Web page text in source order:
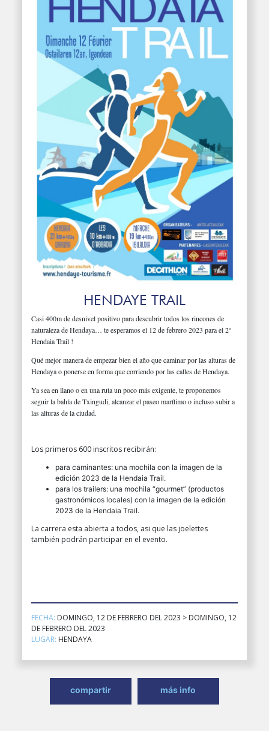
HENDAYE TRAIL
Casi 400m de desnivel positivo para descubrir todos los rincones de
naturaleza de Hendaya… te esperamos el 12 de febrero 2023 para el 2°
Hendaia Trail !
Qué mejor manera de empezar bien el año que caminar por las alturas de
Hendaya o ponerse en forma que corriendo por las calles de Hendaya.
Ya sea en llano o en una ruta un poco más exigente, te proponemos
seguir la bahía de Txingudi, alcanzar el paseo marítimo o incluso subir a
las alturas de la ciudad.
Los primeros 600 inscritos recibirán:
para caminantes: una mochila con la imagen de la
edición 2023 de la Hendaia Trail.
para los trailers: una mochila “gourmet” (productos
gastronómicos locales) con la imagen de la edición
2023 de la Hendaia Trail.
La carrera esta abierta a todos, asi que las joelettes
también podrán participar en el evento.
FECHA: DOMINGO, 12 DE FEBRERO DEL 2023 > DOMINGO, 12
DE FEBRERO DEL 2023
LUGAR: HENDAYA
compartir más info